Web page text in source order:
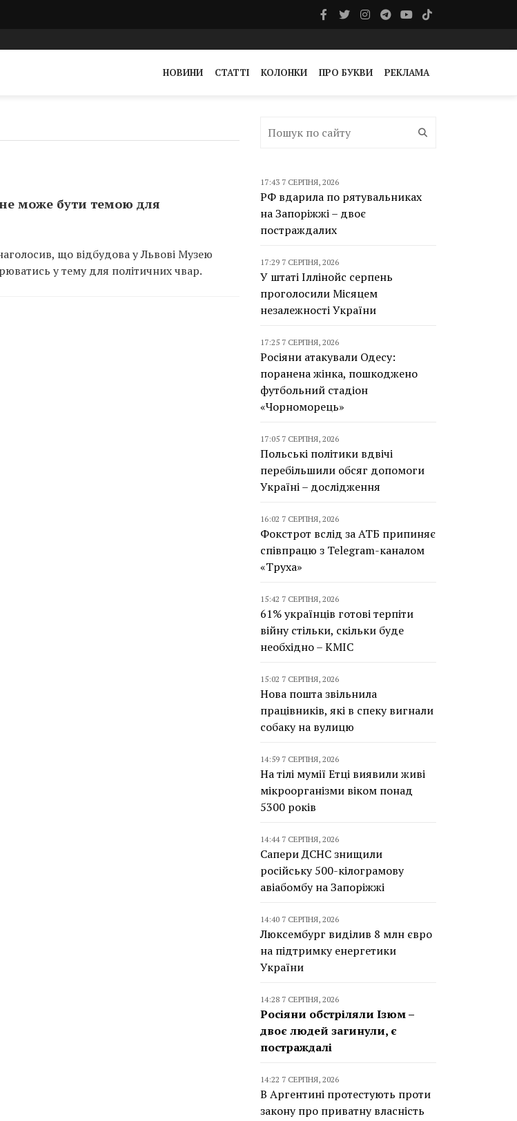
НОВИНИ СТАТТІ КОЛОНКИ ПРО БУКВИ РЕКЛАМА
може бути темою для
що відбудова у Львові Музею
у тему для політичних чвар.
17:43 7 СЕРПНЯ, 2026
РФ вдарила по рятувальниках
на Запоріжжі – двоє
постраждалих
17:29 7 СЕРПНЯ, 2026
У штаті Іллінойс серпень
проголосили Місяцем
незалежності України
17:25 7 СЕРПНЯ, 2026
Росіяни атакували Одесу:
поранена жінка, пошкоджено
футбольний стадіон
«Чорноморець»
17:05 7 СЕРПНЯ, 2026
Польські політики вдвічі
перебільшили обсяг допомоги
Україні – дослідження
16:02 7 СЕРПНЯ, 2026
Фокстрот вслід за АТБ припиняє
співпрацю з Telegram-каналом
«Труха»
15:42 7 СЕРПНЯ, 2026
61% українців готові терпіти
війну стільки, скільки буде
необхідно – КМІС
15:02 7 СЕРПНЯ, 2026
Нова пошта звільнила
працівників, які в спеку вигнали
собаку на вулицю
14:59 7 СЕРПНЯ, 2026
На тілі мумії Етці виявили живі
мікроорганізми віком понад
5300 років
14:44 7 СЕРПНЯ, 2026
Сапери ДСНС знищили
російську 500-кілограмову
авіабомбу на Запоріжжі
14:40 7 СЕРПНЯ, 2026
Люксембург виділив 8 млн євро
на підтримку енергетики
України
14:28 7 СЕРПНЯ, 2026
Росіяни обстріляли Ізюм –
двоє людей загинули, є
постраждалі
14:22 7 СЕРПНЯ, 2026
В Аргентині протестують проти
закону про приватну власність